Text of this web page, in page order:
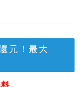
元！最大